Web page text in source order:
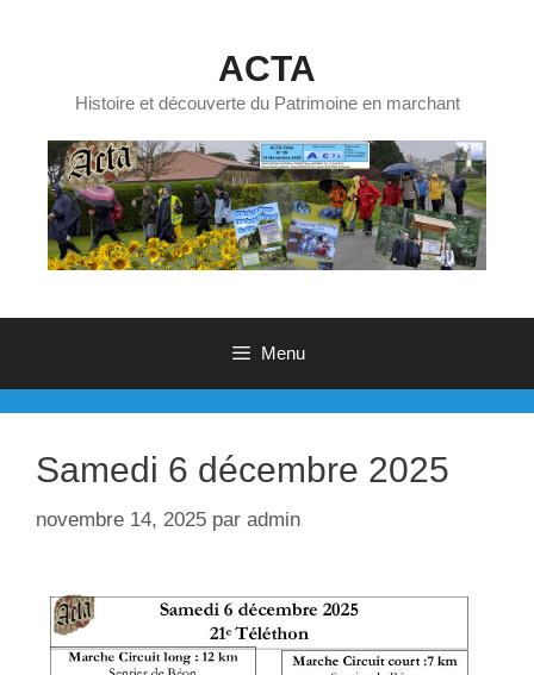
ACTA
Histoire et découverte du Patrimoine en marchant
Menu
Samedi 6 décembre 2025
novembre 14, 2025 par admin